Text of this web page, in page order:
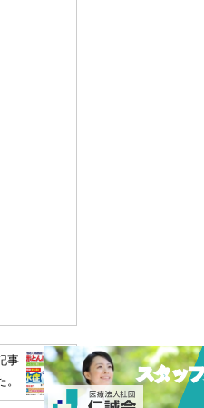
事